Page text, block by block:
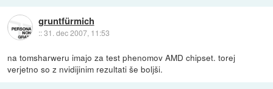
gruntfürmich
::31. dec 2007, 11:53
na tomsharweru imajo za test phenomov AMD chipset. torej
verjetno so z nvidijinim rezultati še boljši.